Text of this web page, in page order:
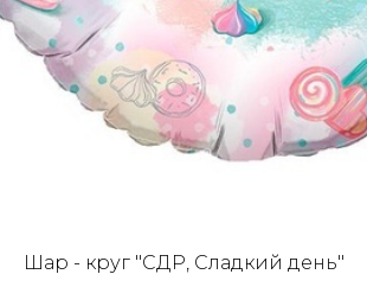
Шар - круг "СДР, Сладкий день"